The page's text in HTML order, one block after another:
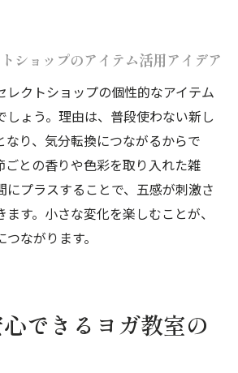
ショップのアイテム活用アイデア
レクトショップの個性的なアイテム
しょう。理由は、普段使わない新し
なり、気分転換につながるからで
ごとの香りや色彩を取り入れた雑
にプラスすることで、五感が刺激さ
す。小さな変化を楽しむことが、
ながります。
できるヨガ教室の